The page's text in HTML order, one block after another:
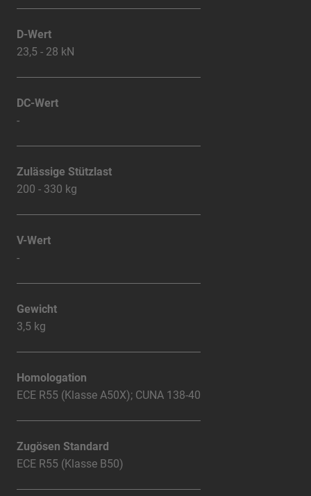
D-Wert
23,5 - 28 kN
DC-Wert
-
Zulässige Stützlast
200 - 330 kg
V-Wert
-
Gewicht
3,5 kg
Homologation
ECE R55 (Klasse A50X); CUNA 138-40
Zugösen Standard
ECE R55 (Klasse B50)